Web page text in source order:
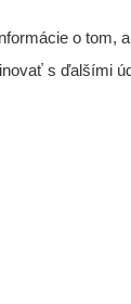
sa na odber
články
o tom,
s ďalšími